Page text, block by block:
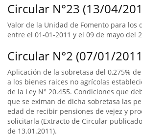
Circular N°23 (13/04/
Valor de la Unidad de Fomento para los
entre el 01-01-2011 y el 09 de mayo del
Circular N°2 (07/01/
Aplicación de la sobretasa del 0,275%
a los bienes raices no agrícolas
de la Ley N° 20.455. Condiciones que
que se eximan de dicha sobretasa las
edad de recibir pensiones de vejez y
solicitarla (Extracto de Circular
de 13.01.2011).